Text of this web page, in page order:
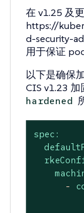
在 v1.25 及
https://
d-security-
用于保证
以下是确保
CIS v1.23
hardened
spec:
-